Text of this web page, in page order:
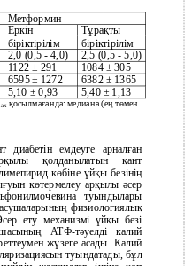
Метформин
Еркін
Тұрақты
біріктірілім
біріктірілім
2,0 (0,5 - 4,0) 2,5 (0,5 - 5,0)
1122 ± 291 1084 ± 305
6595± 1272 6382 ± 1365
5,10 ± 0,93 5,40 ± 1,13
қосылмағанда: медиана (ең төмен
диабетін емдеуге арналған
қолданылатын қант
көбіне ұйқы безінің
көтермелеу арқылы әсер
туындылары
физиологиялық
ету механизмі ұйқы безі
АТФ-тәуелді калий
жүзеге асады. Калий
туындатады, бұл